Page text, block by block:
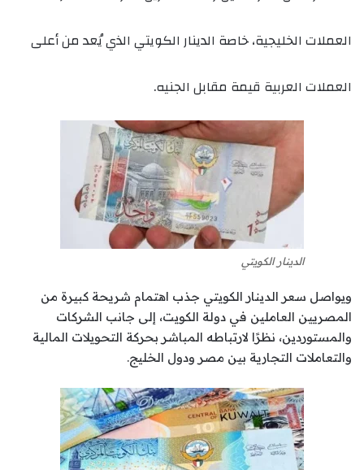
العملات الخليجية، خاصة الدينار الكويتي الذي يُعد من أعلى
العملات العربية قيمة مقابل الجنيه.
الدينار الكويتي
ويواصل سعر الدينار الكويتي جذب اهتمام شريحة كبيرة من
المصريين العاملين في دولة الكويت، إلى جانب الشركات
والمستوردين، نظرًا لارتباطه المباشر بحركة التحويلات المالية
والتعاملات التجارية بين مصر ودول الخليج.